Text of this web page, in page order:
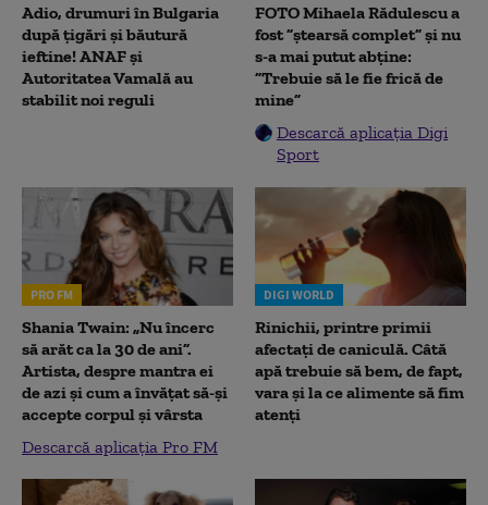
Adio, drumuri în Bulgaria
după țigări și băutură
ieftine! ANAF și
Autoritatea Vamală au
stabilit noi reguli
FOTO Mihaela Rădulescu a
fost ”ștearsă complet” și nu
s-a mai putut abține:
”Trebuie să le fie frică de
mine”
Descarcă aplicația Digi
Sport
PRO FM
Shania Twain: „Nu încerc
să arăt ca la 30 de ani”.
Artista, despre mantra ei
de azi și cum a învățat să-și
accepte corpul și vârsta
Descarcă aplicația Pro FM
DIGI WORLD
Rinichii, printre primii
afectați de caniculă. Câtă
apă trebuie să bem, de fapt,
vara și la ce alimente să fim
atenți